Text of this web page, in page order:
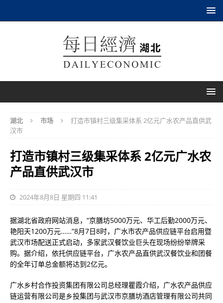
湖北 市场
打造市镇村三级集采体系 2亿元广水农产品直供武
汉市
打造市镇村三级集采体系 2亿元广水农
产品直供武汉市
2024年8月8日 星期四 11:41
据湖北省政府网站消息，“京膳坊5000万元、华工后勤2000万元、
艳阳天1200万元……”8月7日8时，广水市农产品供应链平台启用暨
武汉市场配送正式启动，多家武汉餐饮业巨头在现场纷纷举牌采
购。据介绍，依托供应链平台，广水农产品直供武汉餐饮业和团餐
的全年订单总金额将达到2亿元。
广水乡村合作投资集团有限公司总经理瞿霞介绍，广水农产品供应
链运营有限公司是乡投集团与武汉市京膳坊酒店管理有限公司共同